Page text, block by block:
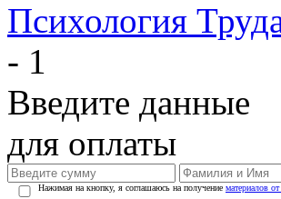
Психология
- 1
Введите данные
для оплаты
Нажимая на кнопку, я соглашаюсь на получение материалов